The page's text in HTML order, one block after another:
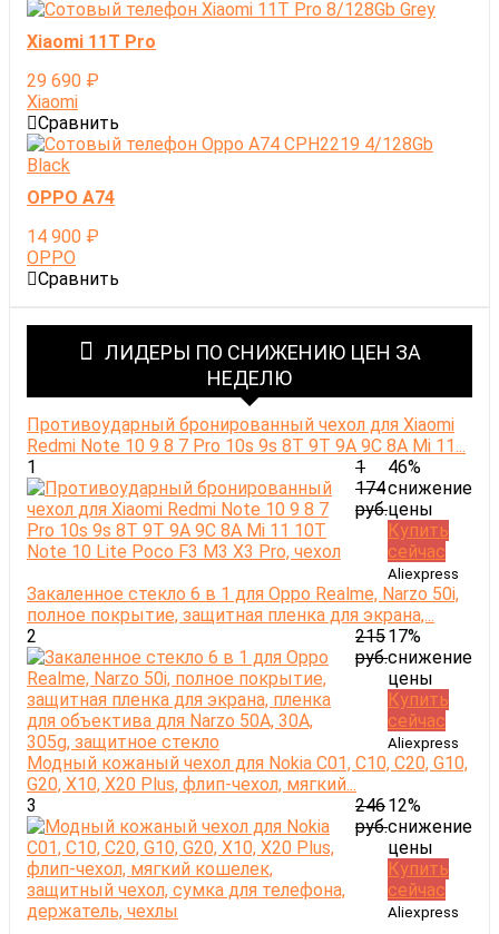
Xiaomi 11T Pro
29 690 ₽
Xiaomi
Сравнить
OPPO A74
14 900 ₽
OPPO
Сравнить
ЛИДЕРЫ ПО СНИЖЕНИЮ ЦЕН ЗА
НЕДЕЛЮ
Противоударный бронированный чехол для Xiaomi
Redmi Note 10 9 8 7 Pro 10s 9s 8T 9T 9A 9C 8A Mi 11...
1
1
174
руб.
46%
снижение
цены
Купить
сейчас
Aliexpress
Закаленное стекло 6 в 1 для Oppo Realme, Narzo 50i,
полное покрытие, защитная пленка для экрана,...
2
215
руб.
17%
снижение
цены
Купить
сейчас
Aliexpress
Модный кожаный чехол для Nokia C01, C10, C20, G10,
G20, X10, X20 Plus, флип-чехол, мягкий...
3
246
руб.
12%
снижение
цены
Купить
сейчас
Aliexpress